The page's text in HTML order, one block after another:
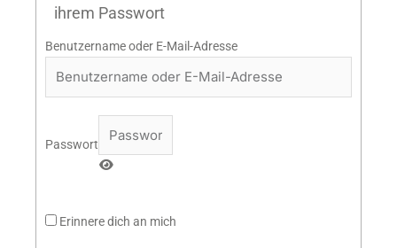
ihrem Passwort
Benutzername oder E-Mail-Adresse
Passwort
Erinnere dich an mich